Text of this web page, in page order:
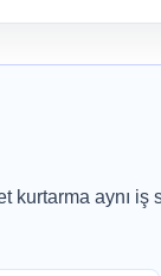
kurtarma aynı iş